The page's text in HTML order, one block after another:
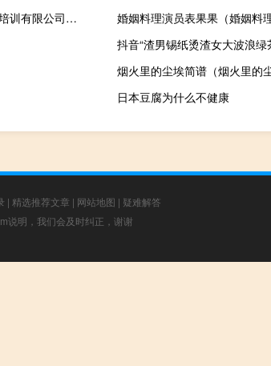
宜春出口成章艺术培训有限公司(关于宜春出口成章艺术培训有限公司简述)
婚姻料理演员表果果（婚姻料
抖音“渣男锡纸烫渣女大波浪
烟火里的尘埃简谱（烟火里的
日本豆腐为什么不健康
| 精选推荐文章 | 网站地图 | 疑难解答
说明，我们会及时纠正，谢谢